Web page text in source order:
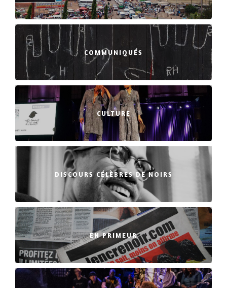
COMMUNIQUÉS
CULTURE
DISCOURS CÉLÈBRES DE NOIRS
EN PRIMEUR